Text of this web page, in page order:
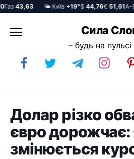
43,63 🌤️ Київ+19°$44,76€51,61А-95
до
Сила
– будь на пульсі
Долар різко
євро дорожчає:
змінюється